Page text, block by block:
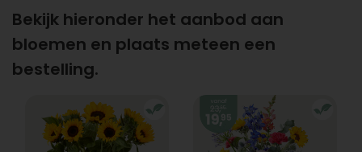
Bekijk hieronder het aanbod aan
bloemen en plaats meteen een
bestelling.